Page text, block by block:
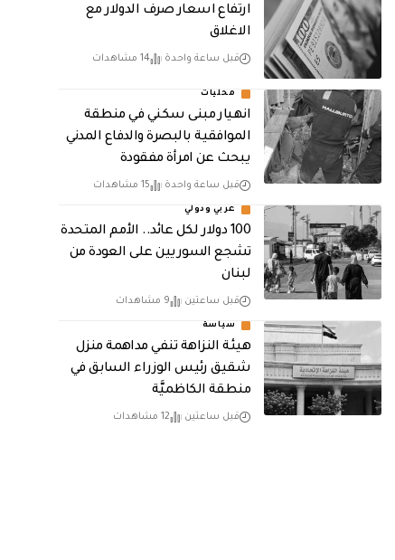
ارتفاع اسعار صرف الدولار مع
الاغلاق
قبل ساعة واحدة 14 مشاهدات
محليات
انهيار مبنى سكني في منطقة
الموافقية بالبصرة والدفاع المدني
يبحث عن امرأة مفقودة
قبل ساعة واحدة 15 مشاهدات
عربي ودولي
100 دولار لكل عائد.. الأمم المتحدة
تشجع السوريين على العودة من
لبنان
قبل ساعتين 9 مشاهدات
سياسة
هيئة النزاهة تنفي مداهمة منزل
شقيق رئيس الوزراء السابق في
منطقة الكاظميَّة
قبل ساعتين 12 مشاهدات